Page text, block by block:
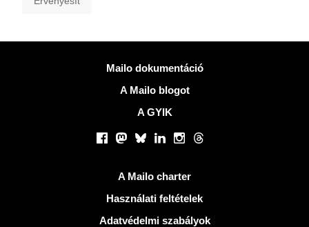
Mailo dokumentáció
A Mailo blogot
A GYIK
Közösségi hálózatok
Facebook
Mastodon
BlueskyLinkedInInstagram
Threads
A Mailo charter
Használati feltételek
Adatvédelmi szabályok